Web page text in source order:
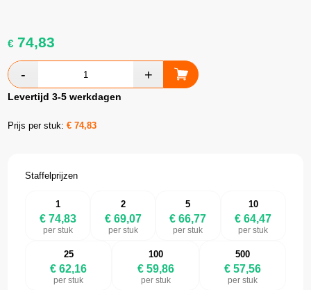
€ 74,83
Levertijd 3-5 werkdagen
Prijs per stuk:€74,83
Staffelprijzen
1
€ 74,83
per stuk
2
€ 69,07
per stuk
5
€ 66,77
per stuk
10
€ 64,47
per stuk
25
€ 62,16
per stuk
100
€ 59,86
per stuk
500
€ 57,56
per stuk